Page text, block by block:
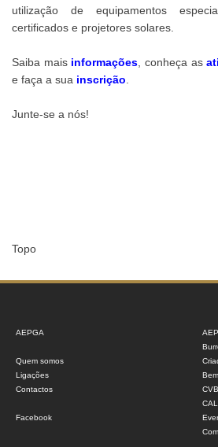
utilização de equipamentos
certificados e projetores solares.
Saiba mais informações , conheça as
e faça a sua inscrição
Junte-se a nós!
Topo
AEPGA
Quem somos
Ligações
Contactos
Facebook